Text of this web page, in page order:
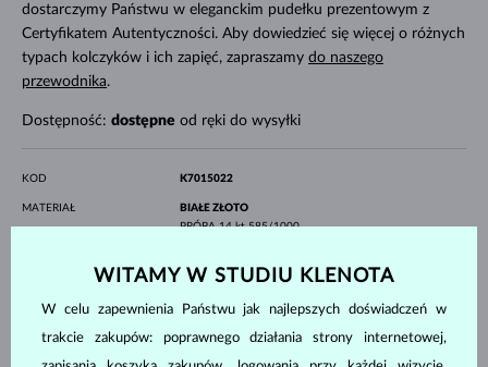
dostarczymy Państwu w eleganckim pudełku prezentowym z
Certyfikatem Autentyczności. Aby dowiedzieć się więcej o różnych
typach kolczyków i ich zapięć, zapraszamy do naszego
przewodnika.
Dostępność: dostępne od ręki do wysyłki
KOD K7015022
MATERIAŁ
BIAŁE ZŁOTO
PRÓBA14 kt 585/1000
20 mm
WAGA 1.90 g
WITAMY W STUDIU KLENOTA
W celu zapewnienia Państwu jak najlepszych doświadczeń w
trakcie zakupów: poprawnego działania strony internetowej,